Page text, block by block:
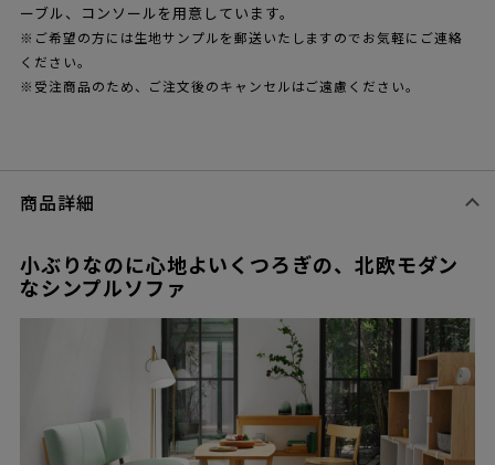
ーブル、コンソールを用意しています。
※ご希望の方には生地サンプルを郵送いたしますのでお気軽にご連絡
ください。
※受注商品のため、ご注文後のキャンセルはご遠慮ください。
商品詳細
小ぶりなのに心地よいくつろぎの、北欧モダン
なシンプルソファ